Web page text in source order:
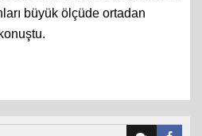
büyük ölçüde ortadan